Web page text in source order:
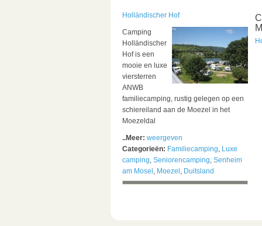
Holländischer Hof
Camping
Holländischer
Hof is een
mooie en luxe
viersterren
ANWB
familiecamping, rustig gelegen op een
schiereiland aan de Moezel in het
Moezeldal
..Meer: weergeven
Categorieën: Familiecamping, Luxe
camping, Seniorencamping, Senheim
am Mosel , Moezel , Duitsland